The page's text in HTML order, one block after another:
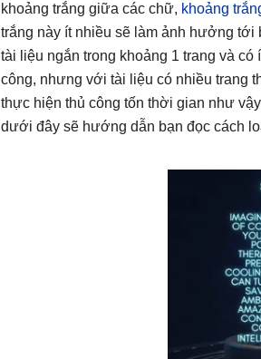
khoảng trắng giữa các chữ, khoảng
trắng này ít nhiều sẽ làm ảnh hưởng tới
tài liệu ngắn trong khoảng 1 trang và
công, nhưng với tài liệu có nhiều trang
thực hiện thủ công tốn thời gian như
dưới đây sẽ hướng dẫn bạn đọc cách